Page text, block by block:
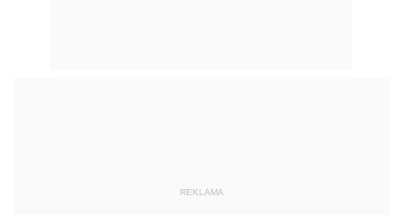
REKLAMA